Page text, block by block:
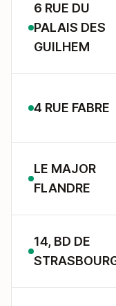
6 RUE DU
PALAIS DES
GUILHEM
4 RUE FABRE
LE MAJOR
FLANDRE
14, BD DE